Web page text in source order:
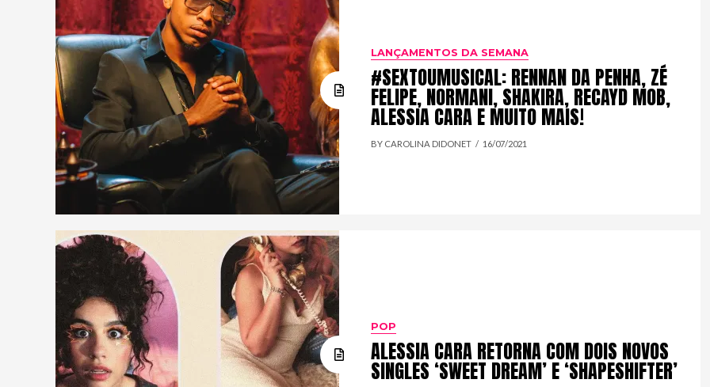
LANÇAMENTOS DA SEMANA
#SEXTOUMUSICAL: RENNAN DA PENHA, ZÉ
FELIPE, NORMANI, SHAKIRA, RECAYD MOB,
ALESSIA CARA E MUITO MAIS!
BY CAROLINA DIDONET 16/07/2021
POP
ALESSIA CARA RETORNA COM DOIS NOVOS
SINGLES ‘SWEET DREAM’ E ‘SHAPESHIFTER’